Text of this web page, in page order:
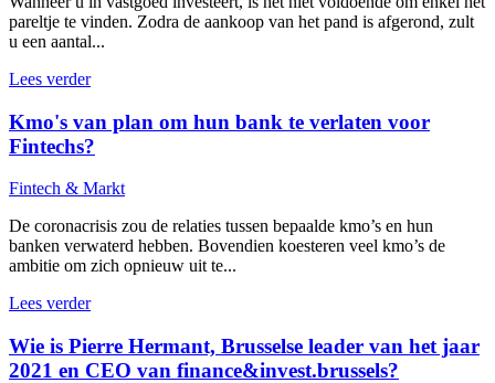
pareltje te vinden. Zodra de aankoop van het pand is afgerond, zult
u een aantal...
Lees verder
Kmo's van plan om hun bank te verlaten voor
Fintechs?
Fintech & Markt
De coronacrisis zou de relaties tussen bepaalde kmo’s en hun
banken verwaterd hebben. Bovendien koesteren veel kmo’s de
ambitie om zich opnieuw uit te...
Lees verder
Wie is Pierre Hermant, Brusselse leader van het jaar
2021 en CEO van finance&invest.brussels?